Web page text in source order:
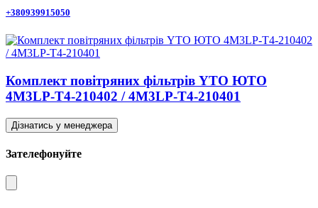
+380939915050
Комплект повітряних фільтрів YTO ЮТО
4M3LP-T4-210402 / 4M3LP-T4-210401
Дізнатись у менеджера
Зателефонуйте